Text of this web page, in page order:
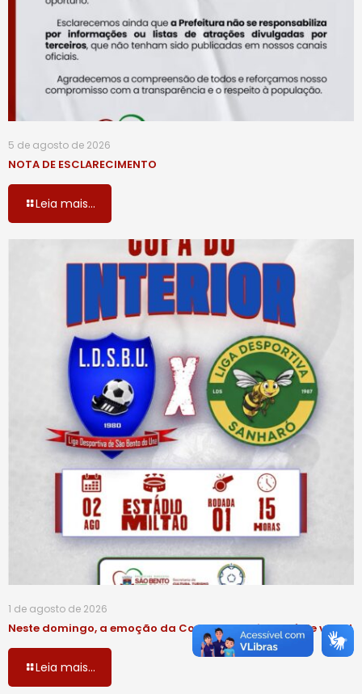
5 de agosto de 2026
NOTA DE ESCLARECIMENTO
Leia mais...
1 de agosto de 2026
Neste domingo, a emoção da Copa do Interior está de volta!
Leia mais...